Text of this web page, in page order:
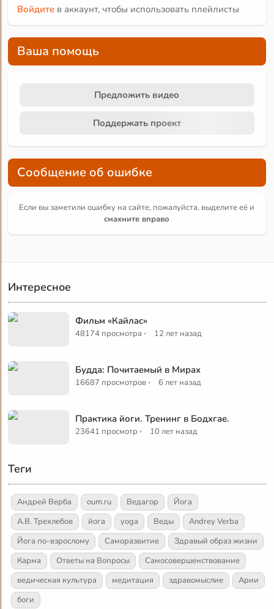
Войдите в аккаунт, чтобы использовать плейлисты
Ваша помощь
Предложить видео
Поддержать проект
Сообщение об ошибке
Если вы заметили ошибку на сайте, пожалуйста, выделите её и
смахните вправо
Интересное
Фильм «Кайлас»
48174 просмотра · 12 лет назад
Будда: Почитаемый в Мирах
16687 просмотров · 6 лет назад
Практика йоги. Тренинг в Бодхгае.
23641 просмотр · 10 лет назад
Теги
Андрей Верба oum.ru Ведагор
Йога
А.В. Трехлебов
йога yoga Веды
Andrey Verba
Йога по-взрослому
Саморазвитие
Здравый образ жизни
Карма
Ответы на Вопросы
Самосовершенствование
ведическая культура
медитация здравомыслие
Арии
боги